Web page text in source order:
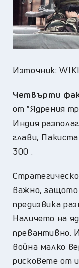
Източник:
Четвърти
от "Ядрения
Индия
глави,
300 .
важно, защото
предизвика
Наличето на
превантивно.
война малко
рисковете от